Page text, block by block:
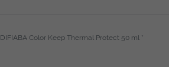
DIFIABA Color Keep Thermal Protect 50 ml *